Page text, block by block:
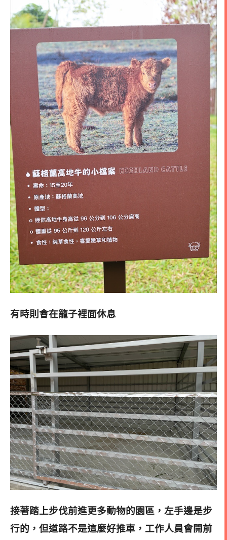
有時則會在籠子裡面休息
接著踏上步伐前進更多動物的園區，左手邊是步
行的，但道路不是這麼好推車，工作人員會開前